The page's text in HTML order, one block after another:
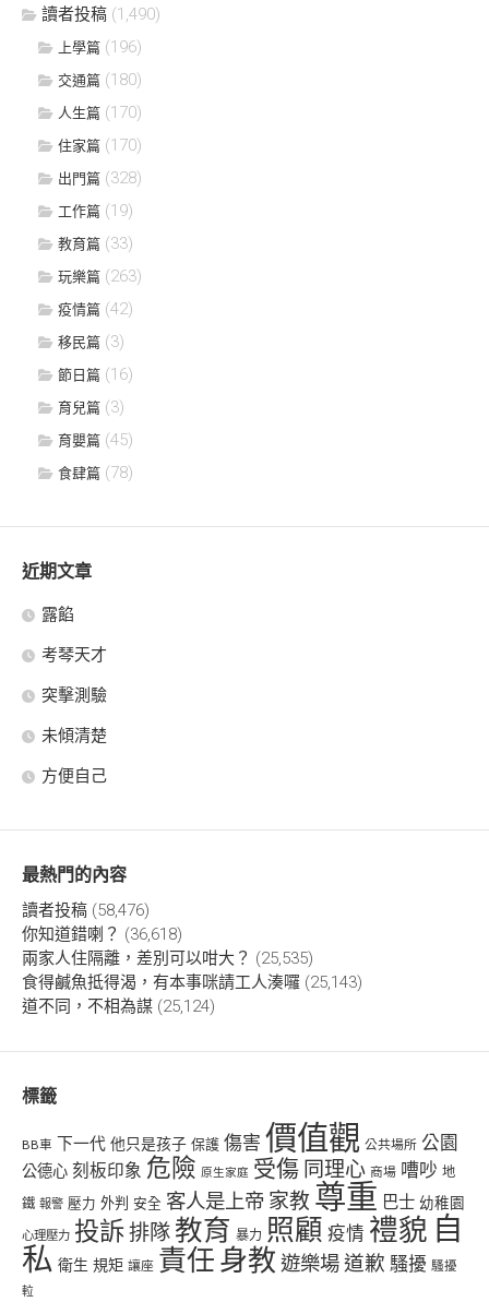
讀者投稿 (1,490)
上學篇 (196)
交通篇 (180)
人生篇 (170)
住家篇 (170)
出門篇 (328)
工作篇 (19)
教育篇 (33)
玩樂篇 (263)
疫情篇 (42)
移民篇 (3)
節日篇 (16)
育兒篇 (3)
育嬰篇 (45)
食肆篇 (78)
近期文章
露餡
考琴天才
突擊測驗
未傾清楚
方便自己
最熱門的內容
讀者投稿 (58,476)
你知道錯喇？ (36,618)
兩家人住隔離，差別可以咁大？ (25,535)
食得鹹魚抵得渴，有本事咪請工人湊囉 (25,143)
道不同，不相為謀 (25,124)
標籤
BB車 下一代 他只是孩子 保護 傷害 價值觀 公共場所 公園
公德心 刻板印象 危險 原生家庭 受傷 同理心 商場 嘈吵 地
鐵 報警 壓力 外判 安全 客人是上帝 家教 尊重 巴士 幼稚園
心理壓力 投訴排隊 教育 暴力 照顧 疫情 禮貌 自
私 衛生 規矩 讓座 責任 身教 遊樂場道歉 騷擾 騷擾
𨋢